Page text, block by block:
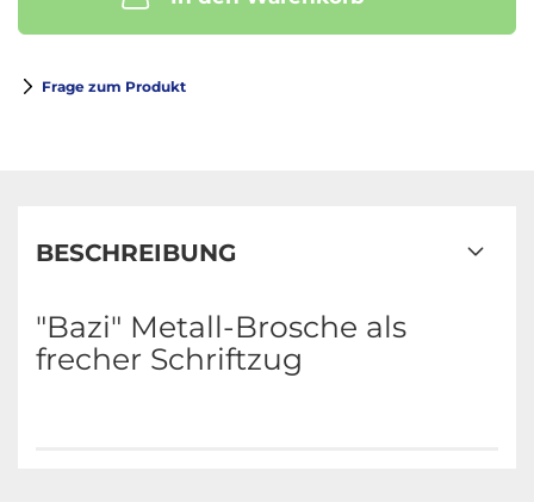
Frage zum Produkt
BESCHREIBUNG
"Bazi" Metall-Brosche als
frecher Schriftzug